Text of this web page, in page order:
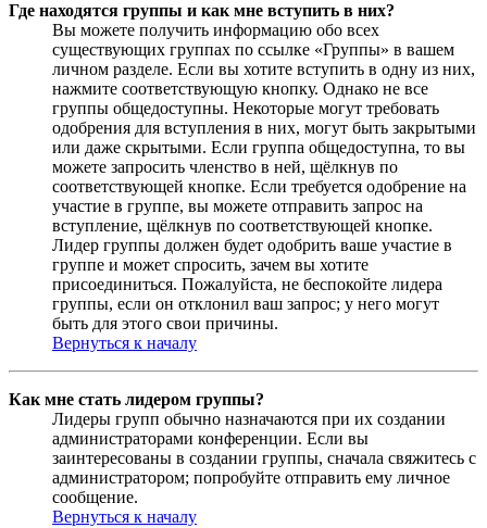
Где находятся группы и как мне вступить в них?
Вы можете получить информацию обо всех
существующих группах по ссылке «Группы» в вашем
личном разделе. Если вы хотите вступить в одну из них,
нажмите соответствующую кнопку. Однако не все
группы общедоступны. Некоторые могут требовать
одобрения для вступления в них, могут быть закрытыми
или даже скрытыми. Если группа общедоступна, то вы
можете запросить членство в ней, щёлкнув по
соответствующей кнопке. Если требуется одобрение на
участие в группе, вы можете отправить запрос на
вступление, щёлкнув по соответствующей кнопке.
Лидер группы должен будет одобрить ваше участие в
группе и может спросить, зачем вы хотите
присоединиться. Пожалуйста, не беспокойте лидера
группы, если он отклонил ваш запрос; у него могут
быть для этого свои причины.
Вернуться к началу
Как мне стать лидером группы?
Лидеры групп обычно назначаются при их создании
администраторами конференции. Если вы
заинтересованы в создании группы, сначала свяжитесь с
администратором; попробуйте отправить ему личное
сообщение.
Вернуться к началу